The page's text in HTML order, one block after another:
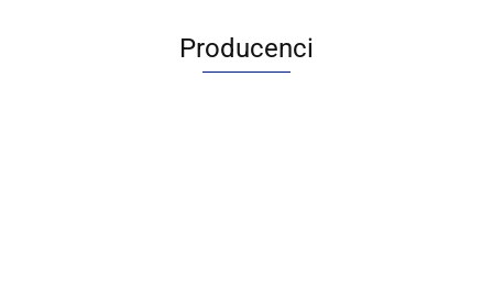
Producenci